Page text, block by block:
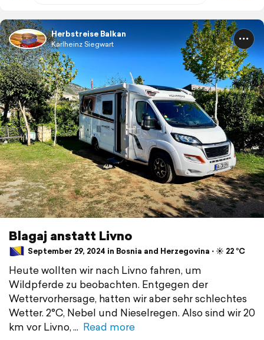
Herbstreise Balkan
Karlheinz Siegwart
Blagaj anstatt Livno
September 29, 2024 in Bosnia and Herzegovina ⋅ ☀️ 22 °C
Heute wollten wir nach Livno fahren, um
Wildpferde zu beobachten. Entgegen der
Wettervorhersage, hatten wir aber sehr schlechtes
Wetter. 2°C, Nebel und Nieselregen. Also sind wir 20
km vor Livno,
Read more